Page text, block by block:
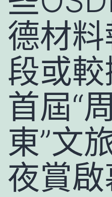
德材
段或較
首屆“
東”文
夜賞啟